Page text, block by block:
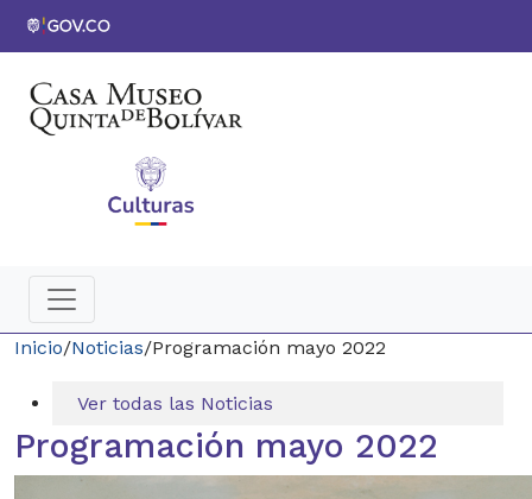
Inicio/Noticias/Programación mayo 2022
Ver todas las Noticias
Programación mayo 2022